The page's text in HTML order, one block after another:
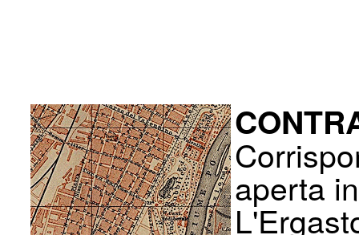
aperta